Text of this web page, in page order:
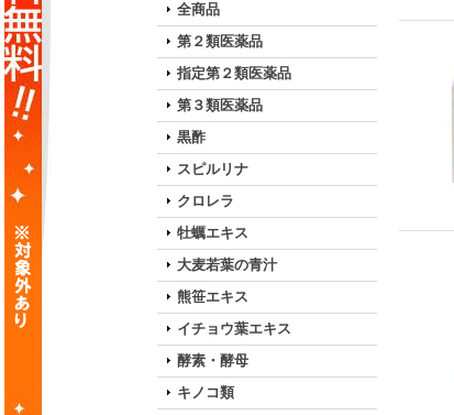
全商品
第２類医薬品
指定第２類医薬品
第３類医薬品
黒酢
スピルリナ
クロレラ
牡蠣エキス
大麦若葉の青汁
熊笹エキス
イチョウ葉エキス
酵素・酵母
キノコ類